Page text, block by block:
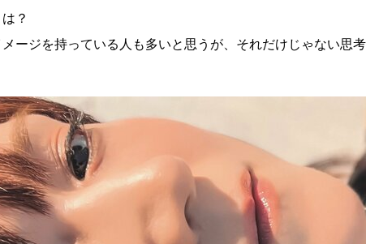
？
メージを持っている人も多いと思うが、それだけじゃない思